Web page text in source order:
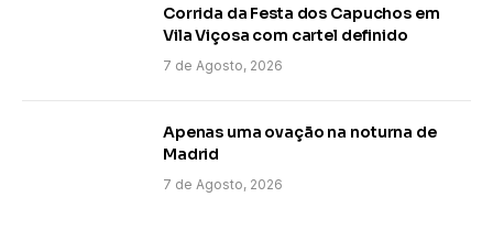
Corrida da Festa dos Capuchos em
Vila Viçosa com cartel definido
7 de Agosto, 2026
Apenas uma ovação na noturna de
Madrid
7 de Agosto, 2026